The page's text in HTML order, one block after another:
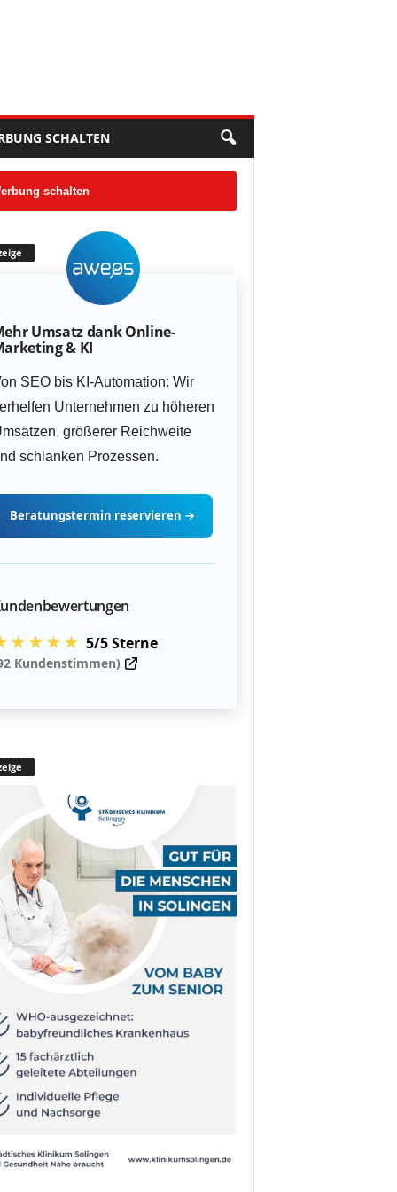
SCHALTEN
schalten
Umsatz dank Online-
& KI
SEO bis KI-Automation: Wir
Unternehmen zu höheren
größerer Reichweite
schlanken Prozessen.
Beratungstermin reservieren →
5/5 Sterne
Kundenstimmen)